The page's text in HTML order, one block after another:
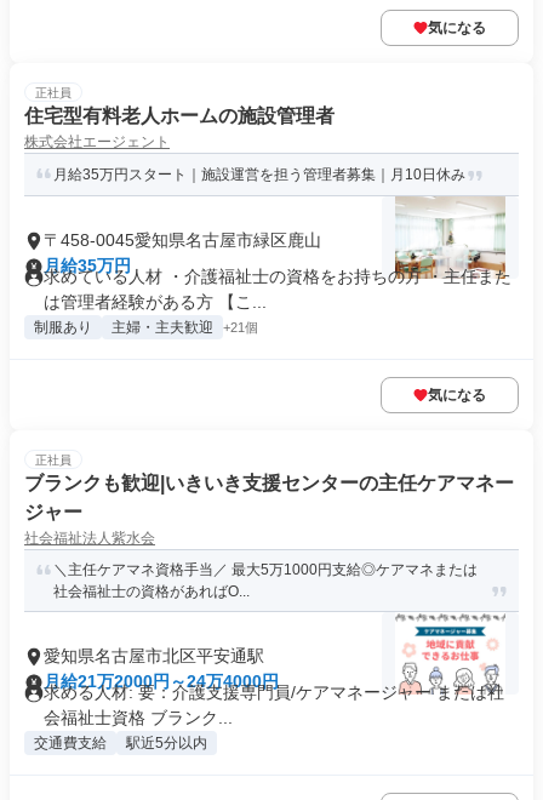
気になる
正社員
住宅型有料老人ホームの施設管理者
株式会社エージェント
月給35万円スタート｜施設運営を担う管理者募集｜月10日休み
〒458-0045愛知県名古屋市緑区鹿山
月給35万円
求めている人材 ・介護福祉士の資格をお持ちの方 ・主任また
は管理者経験がある方 【こ...
制服あり 主婦・主夫歓迎 +21個
気になる
正社員
ブランクも歓迎|いきいき支援センターの主任ケアマネー
ジャー
社会福祉法人紫水会
＼主任ケアマネ資格手当／ 最大5万1000円支給◎ケアマネまたは
社会福祉士の資格があればO...
愛知県名古屋市北区平安通駅
月給21万2000円～24万4000円
求める人材: 要：介護支援専門員/ケアマネージャー または社
会福祉士資格 ブランク...
交通費支給 駅近5分以内